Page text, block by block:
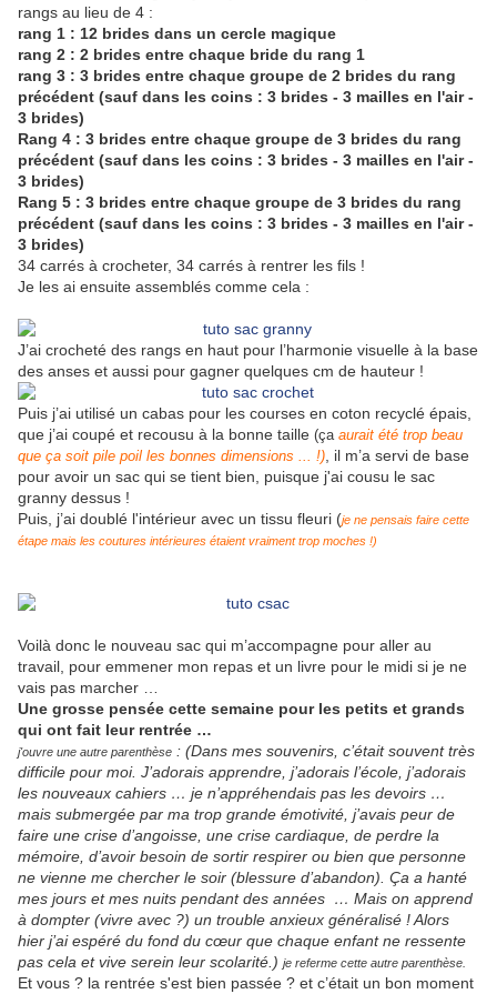
rangs au lieu de 4 :
rang 1 : 12 brides dans un cercle magique
rang 2 : 2 brides entre chaque bride du rang 1
rang 3 : 3 brides entre chaque groupe de 2 brides du rang
précédent (sauf dans les coins : 3 brides - 3 mailles en l'air -
3 brides)
Rang 4 : 3 brides entre chaque groupe de 3 brides du rang
précédent (sauf dans les coins : 3 brides - 3 mailles en l'air -
3 brides)
Rang 5 : 3 brides entre chaque groupe de 3 brides du rang
précédent (sauf dans les coins : 3 brides - 3 mailles en l'air -
3 brides)
34 carrés à crocheter, 34 carrés à rentrer les fils !
Je les ai ensuite assemblés comme cela :
J’ai crocheté des rangs en haut pour l’harmonie visuelle à la base
des anses et aussi pour gagner quelques cm de hauteur !
Puis j’ai utilisé un cabas pour les courses en coton recyclé épais,
que j’ai coupé et recousu à la bonne taille (çaaurait été trop beau
que ça soit pile poil les bonnes dimensions ... !) , il m’a servi de base
pour avoir un sac qui se tient bien, puisque j'ai cousu le sac
granny dessus !
Puis, j’ai doublé l'intérieur avec un tissu fleuri (je ne pensais faire cette
étape mais les coutures intérieures étaient vraiment trop moches !)
Voilà donc le nouveau sac qui m’accompagne pour aller au
travail, pour emmener mon repas et un livre pour le midi si je ne
vais pas marcher …
Une grosse pensée cette semaine pour les petits et grands
qui ont fait leur rentrée …
j'ouvre une autre parenthèse : (Dans mes souvenirs, c’était souvent très
difficile pour moi. J’adorais apprendre, j’adorais l’école, j’adorais
les nouveaux cahiers … je n’appréhendais pas les devoirs …
mais submergée par ma trop grande émotivité, j’avais peur de
faire une crise d’angoisse, une crise cardiaque, de perdre la
mémoire, d’avoir besoin de sortir respirer ou bien que personne
ne vienne me chercher le soir (blessure d’abandon). Ça a hanté
mes jours et mes nuits pendant des années … Mais on apprend
à dompter (vivre avec ?) un trouble anxieux généralisé ! Alors
hier j’ai espéré du fond du cœur que chaque enfant ne ressente
pas cela et vive serein leur scolarité.) je referme cette autre parenthèse.
Et vous ? la rentrée s'est bien passée ? et c’était un bon moment